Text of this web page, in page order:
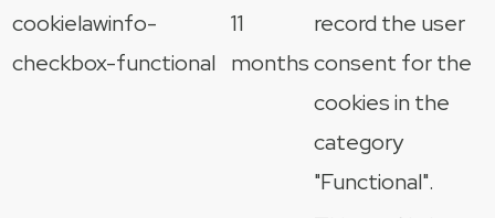
cookielawinfo-
checkbox-functional
11
months
record the user
consent for the
cookies in the
category
"Functional".